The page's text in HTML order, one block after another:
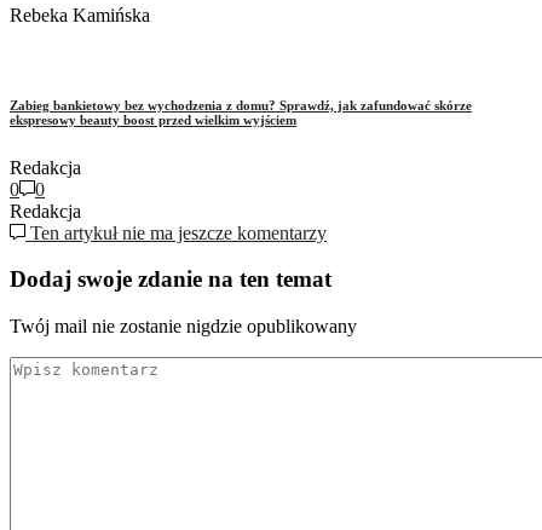
Rebeka Kamińska
Zabieg bankietowy bez wychodzenia z domu? Sprawdź, jak zafundować skórze
ekspresowy beauty boost przed wielkim wyjściem
Redakcja
0
0
Redakcja
Ten artykuł nie ma jeszcze komentarzy
Dodaj swoje zdanie na ten temat
Twój mail nie zostanie nigdzie opublikowany